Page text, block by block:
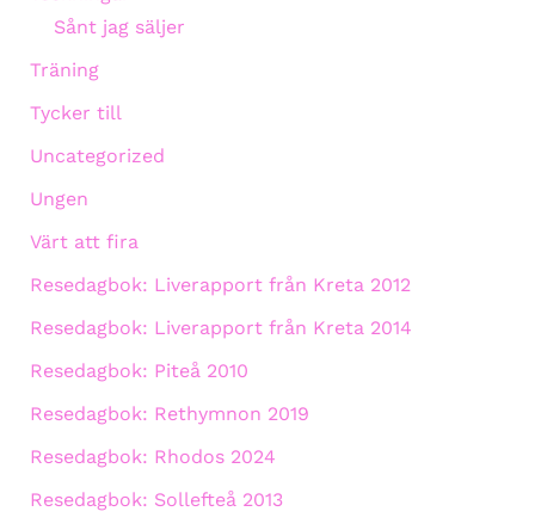
Sånt jag säljer
Träning
Tycker till
Uncategorized
Ungen
Värt att fira
Resedagbok: Liverapport från Kreta 2012
Resedagbok: Liverapport från Kreta 2014
Resedagbok: Piteå 2010
Resedagbok: Rethymnon 2019
Resedagbok: Rhodos 2024
Resedagbok: Sollefteå 2013